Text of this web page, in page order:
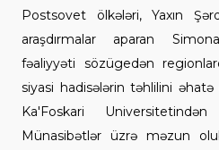
Postsovet ölkələri, Yaxın
araşdırmalar aparan
fəaliyyəti sözügedən
siyasi hadisələrin təhlilini
Ka'Foskari
Münasibətlər üzrə məzun